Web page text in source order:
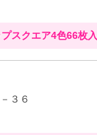
スクエア4色66枚入
３６